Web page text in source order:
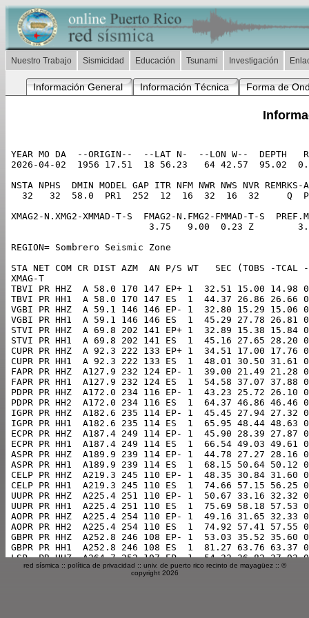
Nuestro Trabajo Sismicidad Educación Tsunami Investigación
Información General Información Técnica Forma de
red sísmica :: política de privacidad :: univ. de puerto rico recinto de mayagüez:: ©
copyright 2026